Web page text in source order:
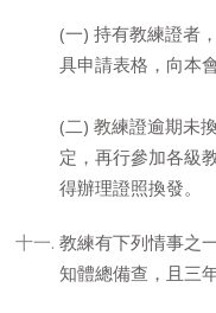
(一) 持有教練證者
具申請表格，向本
(二) 教練證逾期未
定，再行參加各級
得辦理證照換發。
教練有下列情事之
知體總備查，且三